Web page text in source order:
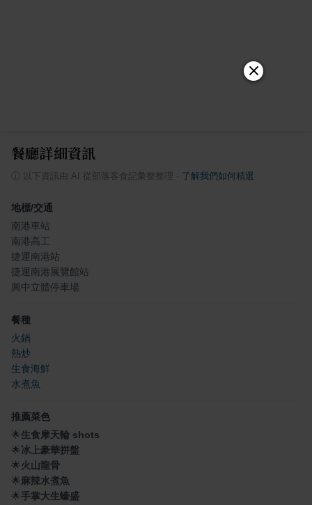
餐廳詳細資訊
以下資訊由 AI 從部落客食記彙整整理 了解我們如何精選
地標/交通
南港車站
南港高工
捷運南港站
捷運南港展覽館站
興中立體停車場
餐種
火鍋
熱炒
生食海鮮
水煮魚
推薦菜色
🌟生食摩天輪 shots
🌟冰上豪華拼盤
🌟火山龍骨
🌟麻辣水煮魚
🌟手掌大生蠔盛